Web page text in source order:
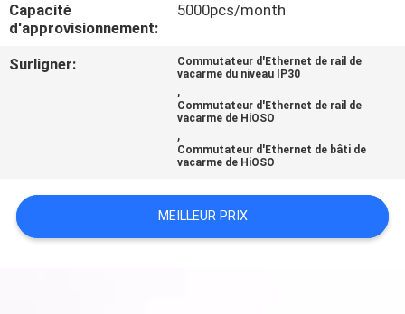
CONTACTEZ-
NOUS
PLAN
Capacité
d'approvisionnement:
5000pcs/month
Surligner:
Commutateur d'Ethernet de rail de
vacarme du niveau IP30
,
Commutateur d'Ethernet de rail de
vacarme de HiOSO
,
Commutateur d'Ethernet de bâti de
vacarme de HiOSO
MEILLEUR PRIX